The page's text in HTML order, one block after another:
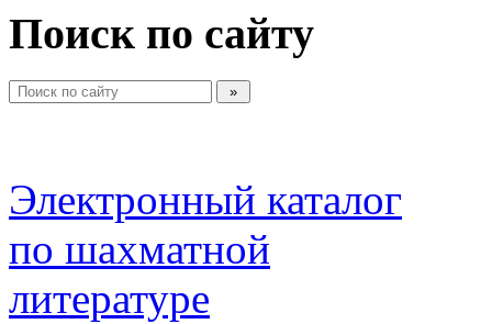
Поиск по сайту
Электронный каталог
по шахматной
литературе